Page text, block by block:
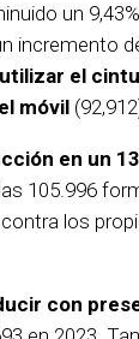
un
incremento
el
móvil
en un
105.996
los
con